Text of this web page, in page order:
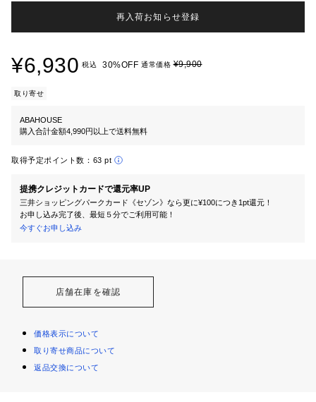
再入荷お知らせ登録
¥6,930 税込 30%OFF 通常価格¥9,900
取り寄せ
ABAHOUSE
購入合計金額4,990円以上で送料無料
取得予定ポイント数： 63 pt
提携クレジットカードで還元率UP
三井ショッピングパークカード《セゾン》なら更に¥100につき1pt還元！
お申し込み完了後、最短５分でご利用可能！
今すぐお申し込み
店舗在庫を確認
価格表示について
取り寄せ商品について
返品交換について